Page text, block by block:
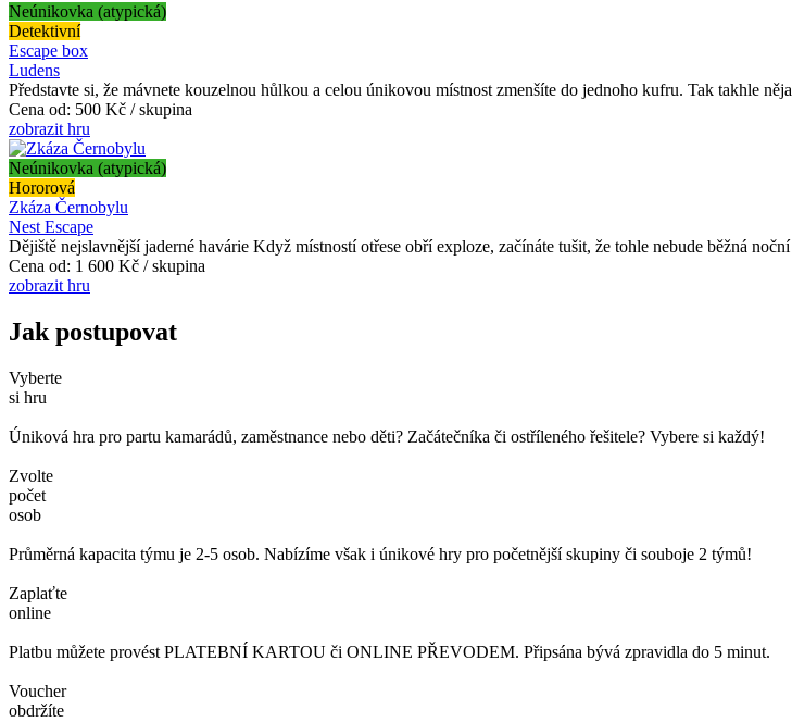
Neúnikovka (atypická)
Detektivní
Escape box
Ludens
Představte si, že mávnete kouzelnou hůlkou a celou únikovou místnost zmenšíte do jednoho kufru. Tak takhle
Cena od: 500 Kč / skupina
zobrazit hru
Neúnikovka (atypická)
Hororová
Zkáza Černobylu
Nest Escape
Dějiště nejslavnější jaderné havárie Když místností otřese obří exploze, začínáte tušit, že tohle nebude běžná
Cena od: 1 600 Kč / skupina
zobrazit hru
Jak postupovat
Vyberte
si hru
Úniková hra pro partu kamarádů, zaměstnance nebo děti? Začátečníka či ostříleného řešitele? Vybere si každý!
Zvolte
počet
osob
Průměrná kapacita týmu je 2-5 osob. Nabízíme však i únikové hry pro početnější skupiny či souboje 2 týmů!
Zaplaťte
online
Platbu můžete provést PLATEBNÍ KARTOU či ONLINE PŘEVODEM. Připsána bývá zpravidla do 5 minut.
Voucher
obdržíte